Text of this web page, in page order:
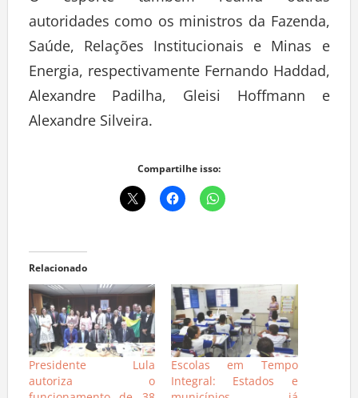
autoridades como os ministros da Fazenda,
Saúde, Relações Institucionais e Minas e
Energia, respectivamente Fernando Haddad,
Alexandre Padilha, Gleisi Hoffmann e
Alexandre Silveira.
Compartilhe isso:
Relacionado
Presidente Lula
autoriza o
Escolas em Tempo
Integral: Estados e